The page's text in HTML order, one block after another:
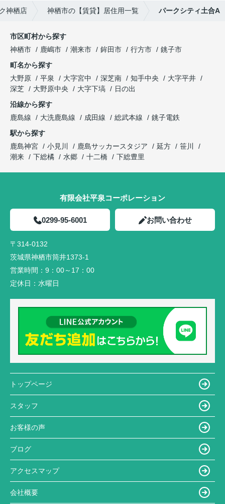
神栖店 神栖市の【賃貸】居住用一覧 パークシティ土合A
市区町村から探す
神栖市
鹿嶋市 潮来市 鉾田市 行方市
銚子市
町名から探す
大野原
平泉 大字宮中 深芝南 知手中央
大字平井
深芝
大野原中央 大字下塙
日の出
沿線から探す
鹿島線
大洗鹿島線 成田線 総武本線
銚子電鉄
駅から探す
鹿島神宮
小見川 鹿島サッカースタジア 延方
笹川
潮来
下総橘 水郷 十二橋 下総豊里
有限会社平泉コーポレーション
0299-95-6001 お問い合わせ
〒314-0132
茨城県神栖市筒井1373-1
営業時間： 9：00～17：00
定休日： 水曜日
トップページ
スタッフ
お客様の声
ブログ
アクセスマップ
会社概要